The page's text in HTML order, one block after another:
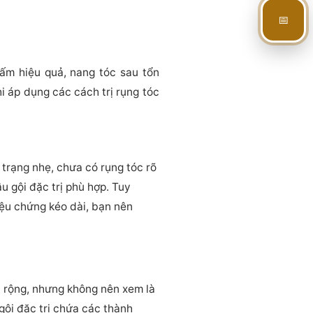
hiệu quả, nang tóc sau tổn
áp dụng các cách trị rụng tóc
nhẹ, chưa có rụng tóc rõ
gội đặc trị phù hợp. Tuy
chứng kéo dài, bạn nên
nhưng không nên xem là
đặc trị chứa các thành
📅